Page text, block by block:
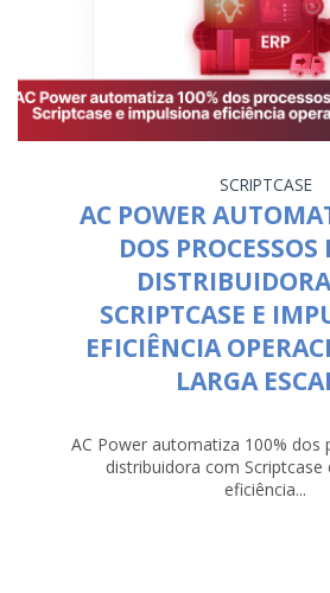
SCRIPTCASE
AC POWER
DOS PROCESSOS
SCRIPTCASE E
EFICIÊNCIA
LARGA
AC Power automatiza 100% dos
distribuidora com Scriptcase
eficiência...